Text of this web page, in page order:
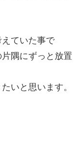
ていた事で
隅にずっと放置
いと思います。